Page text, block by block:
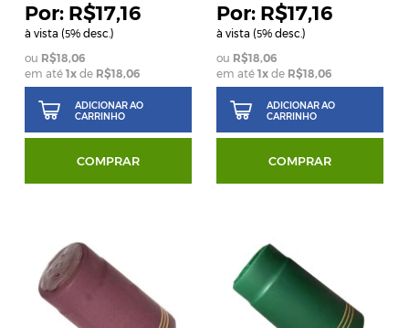
R$17,16
à vista (5% desc.)
R$18,06
em até1x de R$18,06
ADICIONAR AO
CARRINHO
COMPRAR
R$17,16
à vista (5% desc.)
R$18,06
em até 1xde R$18,06
ADICIONAR AO
CARRINHO
COMPRAR